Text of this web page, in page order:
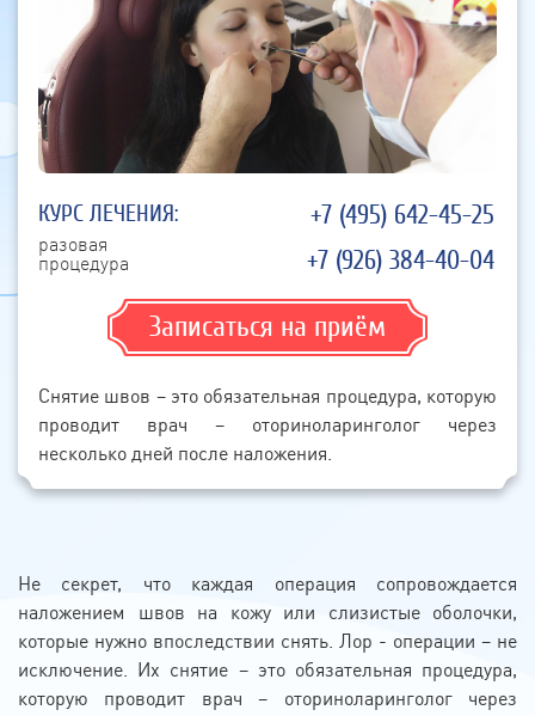
КУРС ЛЕЧЕНИЯ:
разовая
процедура
+7 (495) 642-45-25
+7 (926) 384-40-04
Записаться на приём
Снятие швов – это обязательная процедура, которую
проводит врач – оториноларинголог через
несколько дней после наложения.
Не секрет, что каждая операция сопровождается
наложением швов на кожу или слизистые оболочки,
которые нужно впоследствии снять. Лор - операции – не
исключение. Их снятие – это обязательная процедура,
которую проводит врач – оториноларинголог через